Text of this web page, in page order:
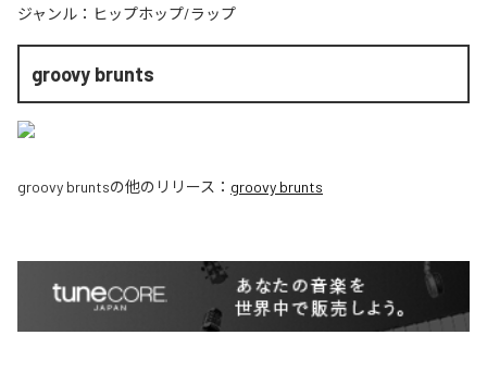
ジャンル： ヒップホップ/ラップ
groovy brunts
groovy bruntsの他のリリース： groovy brunts